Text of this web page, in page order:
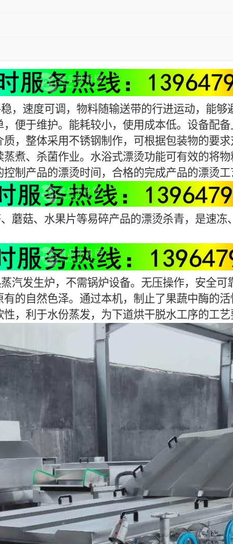
，速度可调，物料随输送带的行进运动，能
便于维护。能耗较小，使用成本低。设备配
，整体采用不锈钢制作，可根据包装物的要
煮、杀菌作业。水浴式漂烫功能可有效的将
制产品的漂烫时间，合格的完成产品的漂烫工
蘑菇、水果片等易碎产品的漂烫杀青，是速
汽发生炉，不需锅炉设备。无压操作，安全可
的自然色泽。通过本机，制止了果蔬中酶的
，利于水份蒸发，为下道烘干脱水工序的工艺